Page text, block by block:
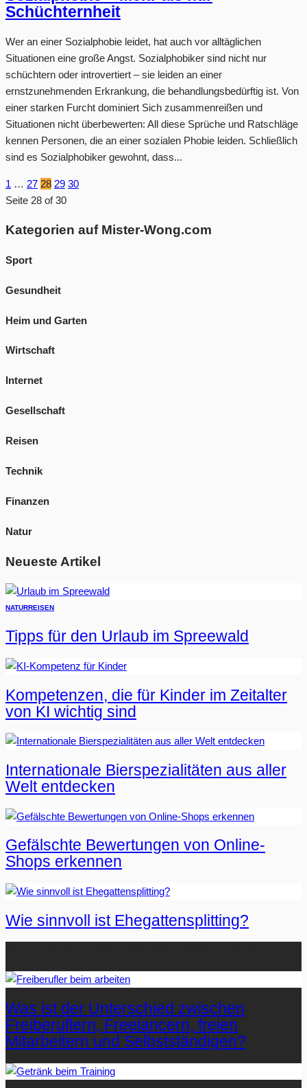
Schüchternheit
Wer an einer Sozialphobie leidet, hat auch vor alltäglichen
Situationen eine große Angst. Sozialphobiker sind nicht nur
schüchtern oder introvertiert – sie leiden an einer
ernstzunehmenden Erkrankung, die behandlungsbedürftig ist. Von
einer starken Furcht dominiert Sich zusammenreißen und
Situationen nicht überbewerten: All diese Sprüche und Ratschläge
kennen Personen, die an einer sozialen Phobie leiden. Schließlich
sind es Sozialphobiker gewohnt, dass...
1 … 27 28 29 30
Seite 28 of 30
Kategorien auf Mister-Wong.com
Sport
Gesundheit
Heim und Garten
Wirtschaft
Internet
Gesellschaft
Reisen
Technik
Finanzen
Natur
Neueste Artikel
NATURREISEN
Tipps für den Urlaub im Spreewald
Kompetenzen, die für Kinder im Zeitalter
von KI wichtig sind
Internationale Bierspezialitäten aus aller
Welt entdecken
Gefälschte Bewertungen von Online-
Shops erkennen
Wie sinnvoll ist Ehegattensplitting?
Was ist der Unterschied zwischen
Freiberuflern, Freelancern, freien
Mitarbeitern und Selbstständigen?